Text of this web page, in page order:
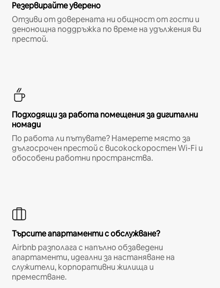
Резервирайте уверено
Отзиви от доверената ни общност от гости и
денонощна поддръжка по време на удължения ви
престой.
Подходящи за работа помещения за дигитални
номади
По работа ли пътувате? Намерете място за
дългосрочен престой с високоскоростен Wi-Fi и
обособени работни пространства.
Търсите апартаменти с обслужване?
Airbnb разполага с напълно обзаведени
апартаменти, идеални за настаняване на
служители, корпоративни жилища и
преместване.